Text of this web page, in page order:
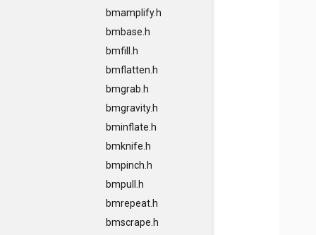
bmamplify.h
bmbase.h
bmfill.h
bmflatten.h
bmgrab.h
bmgravity.h
bminflate.h
bmknife.h
bmpinch.h
bmpull.h
bmrepeat.h
bmscrape.h